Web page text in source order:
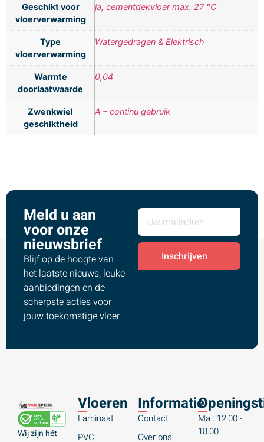
Geschikt voor
vloerverwarming
ja, cementdekvloer max. 27 °C
Type
vloerverwarming
Watergedragen & Elektrisch
Warmte
doorlaatwaarde
0,04
Zwenkwiel
geschiktheid
A – continu gebruik
Meld u aan
voor onze
nieuwsbrief
Blijf op de hoogte van
het laatste nieuws, leuke
aanbiedingen en de
scherpste acties voor
jouw toekomstige vloer.
Inschrijven
Wij zijn hét
Vloeren
Laminaat
PVC
Informatie
Contact
Over ons
Ma : 12:00 -
18:00